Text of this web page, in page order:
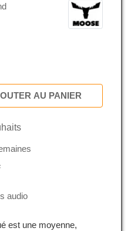
AU PANIER
audio
est une moyenne,